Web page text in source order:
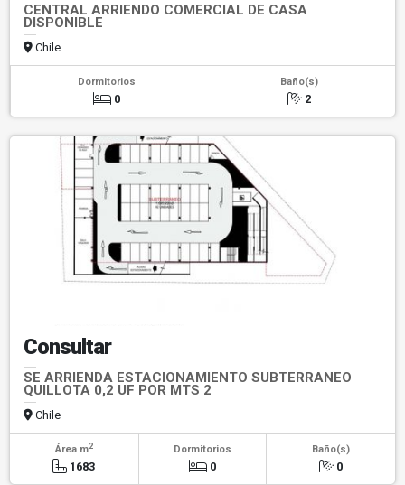
CENTRAL ARRIENDO COMERCIAL DE CASA
DISPONIBLE
Chile
Dormitorios
0
Baño(s)
2
Consultar
SE ARRIENDA ESTACIONAMIENTO SUBTERRANEO
QUILLOTA 0,2 UF POR MTS 2
Chile
Área m2
1683
Dormitorios
0
Baño(s)
0